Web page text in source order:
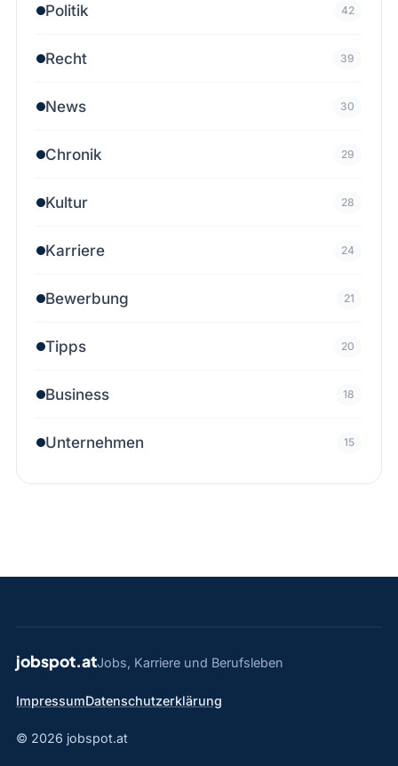
Politik 42
Recht 39
News 30
Chronik 29
Kultur 28
Karriere 24
Bewerbung 21
Tipps 20
Business 18
Unternehmen 15
jobspot.atJobs, Karriere und Berufsleben
ImpressumDatenschutzerklärung
© 2026 jobspot.at